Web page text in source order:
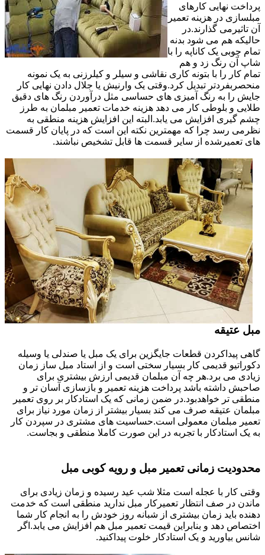
پرداخت نهایی کارهای
مبلسازی در هزینه تعمیر
آن تاثیرمی گذارند.در
حالیکه هم می شود بدنه
تمام چوبی یک کاناپه را با
شاپ آن رنگ زد و هم
تمام کار را با بتونه کاری نقاشی و سیلر و کیلرزنی به یک نمونه
منحصربفردتر تبدیل کرد.وقتی یک وارنیش یا جلال دادن نهایی کار
جایش را به رنگ آمیزی های حساسی مثل درآوردن رنگ های دقیق
طلایی و بلوطی کار می دهد هزینه خدمات تعمیر مبلمان به طرز
چشم گیری افزایش می یابد.البته این افزایش هزینه منطقی به
نظرمی رسد چرا که مهمترین نکته این است که در پایان کار قسمت
های تعمیرشده از سایر قسمت ها قابل تشخیص نباشند.
مبل عتیقه
گاهی پیداکردن قطعات جایگزین برای یک مبل یا صندلی یا وسیله
دکوراتیو قدیمی کار بسیار سختی است و از استاد مبل ساز زمان
زیادی می برد.هر چه آن مبلمان قدیمی ارزش بیشتری برای
صاحبش داشته باشد پرداخت هزینه تعمیر و بازسازی آسان تر و
منطقی تر خواهدبود.در ضمن زمانی که یک استادکار بر روی تعمیر
مبلمان عتیقه صرف می کند بسیار بیشتر از زمان مورد نیاز برای
تعمیر مبلمان معمولی است.حساسیت های مشتری در سپردن کار
به یک استادکار با تجربه در این صورت کاملا منطقی و بجاست.
محدودیت زمانی تعمیر مبل و رویه کوبی مبل
وقتی کار با عجله است مثلا شب عید رسیده و زمان زیادی برای
ماندن در صف انتظار تعمیرکار مبل ندارید منطقی است که خدمت
دهنده باید زمان بیشتری از شبانه روز خودش را به انجام کار شما
اختصاص دهد و بنابراین قیمت تعمیر مبل هم افزایش می یابد.اگر
شانس بیاورید و یک استادکار خلوت پیداکنید.